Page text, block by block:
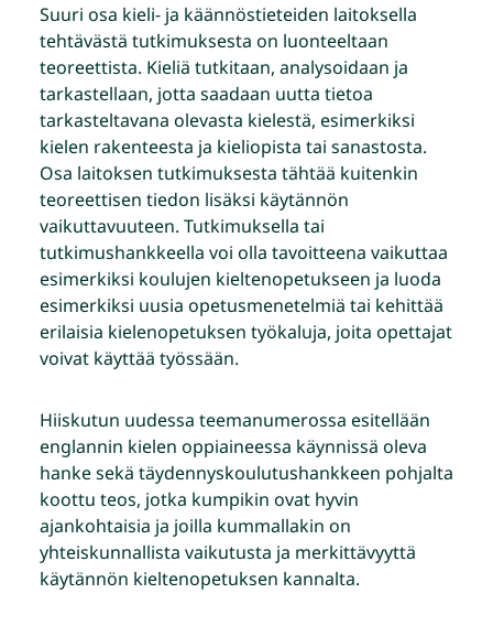
Suuri osa kieli- ja käännöstieteiden laitoksella
tehtävästä tutkimuksesta on luonteeltaan
teoreettista. Kieliä tutkitaan, analysoidaan ja
tarkastellaan, jotta saadaan uutta tietoa
tarkasteltavana olevasta kielestä, esimerkiksi
kielen rakenteesta ja kieliopista tai sanastosta.
Osa laitoksen tutkimuksesta tähtää kuitenkin
teoreettisen tiedon lisäksi käytännön
vaikuttavuuteen. Tutkimuksella tai
tutkimushankkeella voi olla tavoitteena vaikuttaa
esimerkiksi koulujen kieltenopetukseen ja luoda
esimerkiksi uusia opetusmenetelmiä tai kehittää
erilaisia kielenopetuksen työkaluja, joita opettajat
voivat käyttää työssään.
Hiiskutun uudessa teemanumerossa esitellään
englannin kielen oppiaineessa käynnissä oleva
hanke sekä täydennyskoulutushankkeen pohjalta
koottu teos, jotka kumpikin ovat hyvin
ajankohtaisia ja joilla kummallakin on
yhteiskunnallista vaikutusta ja merkittävyyttä
käytännön kieltenopetuksen kannalta.